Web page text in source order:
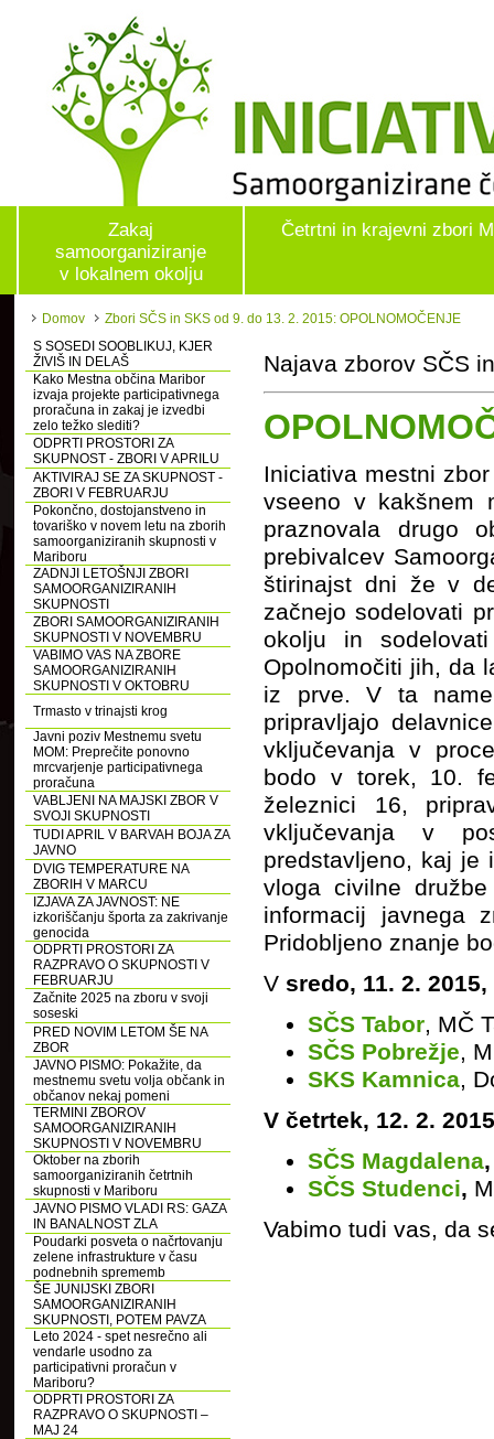
Zakaj
samoorganiziranje
v lokalnem okolju
Četrtni in krajevni zbori
Domov
Zbori SČS in SKS od 9. do 13. 2. 2015: OPOLNOMOČENJE
S SOSEDI SOOBLIKUJ, KJER
ŽIVIŠ IN DELAŠ
Kako Mestna občina Maribor
izvaja projekte participativnega
proračuna in zakaj je izvedbi
zelo težko slediti?
ODPRTI PROSTORI ZA
SKUPNOST - ZBORI V APRILU
AKTIVIRAJ SE ZA SKUPNOST -
ZBORI V FEBRUARJU
Pokončno, dostojanstveno in
tovariško v novem letu na zborih
samoorganiziranih skupnosti v
Mariboru
ZADNJI LETOŠNJI ZBORI
SAMOORGANIZIRANIH
SKUPNOSTI
ZBORI SAMOORGANIZIRANIH
SKUPNOSTI V NOVEMBRU
VABIMO VAS NA ZBORE
SAMOORGANIZIRANIH
SKUPNOSTI V OKTOBRU
Trmasto v trinajsti krog
Javni poziv Mestnemu svetu
MOM: Preprečite ponovno
mrcvarjenje participativnega
proračuna
VABLJENI NA MAJSKI ZBOR V
SVOJI SKUPNOSTI
TUDI APRIL V BARVAH BOJA ZA
JAVNO
DVIG TEMPERATURE NA
ZBORIH V MARCU
IZJAVA ZA JAVNOST: NE
izkoriščanju športa za zakrivanje
genocida
ODPRTI PROSTORI ZA
RAZPRAVO O SKUPNOSTI V
FEBRUARJU
Začnite 2025 na zboru v svoji
soseski
PRED NOVIM LETOM ŠE NA
ZBOR
JAVNO PISMO: Pokažite, da
mestnemu svetu volja občank in
občanov nekaj pomeni
TERMINI ZBOROV
SAMOORGANIZIRANIH
SKUPNOSTI V NOVEMBRU
Oktober na zborih
samoorganiziranih četrtnih
skupnosti v Mariboru
JAVNO PISMO VLADI RS: GAZA
IN BANALNOST ZLA
Poudarki posveta o načrtovanju
zelene infrastrukture v času
podnebnih sprememb
ŠE JUNIJSKI ZBORI
SAMOORGANIZIRANIH
SKUPNOSTI, POTEM PAVZA
Leto 2024 - spet nesrečno ali
vendarle usodno za
participativni proračun v
Mariboru?
ODPRTI PROSTORI ZA
RAZPRAVO O SKUPNOSTI –
MAJ 24
Najava zborov SČS
Iniciativa mestni
vseeno v kakšnem
praznovala drugo
prebivalcev
štirinajst dni že v
začnejo sodelovati
okolju in
Opolnomočiti jih, da
iz prve. V ta
pripravljajo
vključevanja v
bodo v torek, 10.
železnici 16,
vključevanja v
predstavljeno, kaj je
vloga civilne
informacij javnega
Pridobljeno znanje
V sredo, 11. 2.
SČS Tabor, MČ
SČS Pobrežje,
SKS Kamnica,
V četrtek, 12. 2.
SČS Magdalena,
SČS Studenci,
Vabimo tudi vas, da